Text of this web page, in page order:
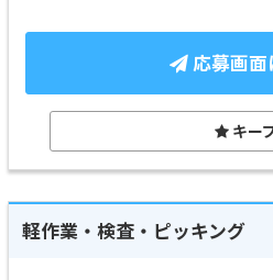
応募画面
キー
軽作業・検査・ピッキング